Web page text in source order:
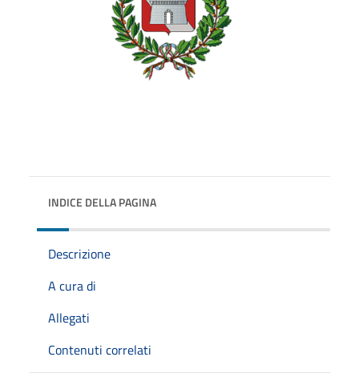
INDICE DELLA PAGINA
Descrizione
A cura di
Allegati
Contenuti correlati